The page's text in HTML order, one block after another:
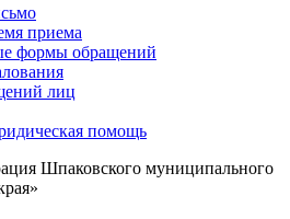
приема
формы обращений
лиц
помощь
Шпаковского муниципального